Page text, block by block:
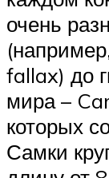
очень
fallax) до
мира –
которых
Самки